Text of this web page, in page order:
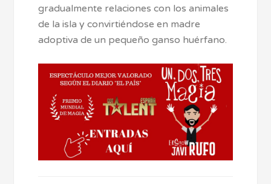
gradualmente relaciones con los animales
de la isla y convirtiéndose en madre
adoptiva de un pequeño ganso huérfano.